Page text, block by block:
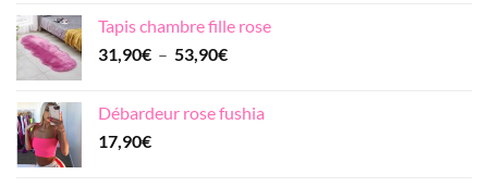
Tapis chambre fille rose
31,90€ – 53,90€Plage
31,90€
Débardeur rose fushia
17,90€